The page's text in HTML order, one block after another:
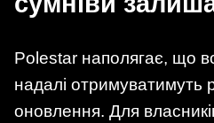
Polestar наполягає, що
надалі отримуватимуть
оновлення. Для